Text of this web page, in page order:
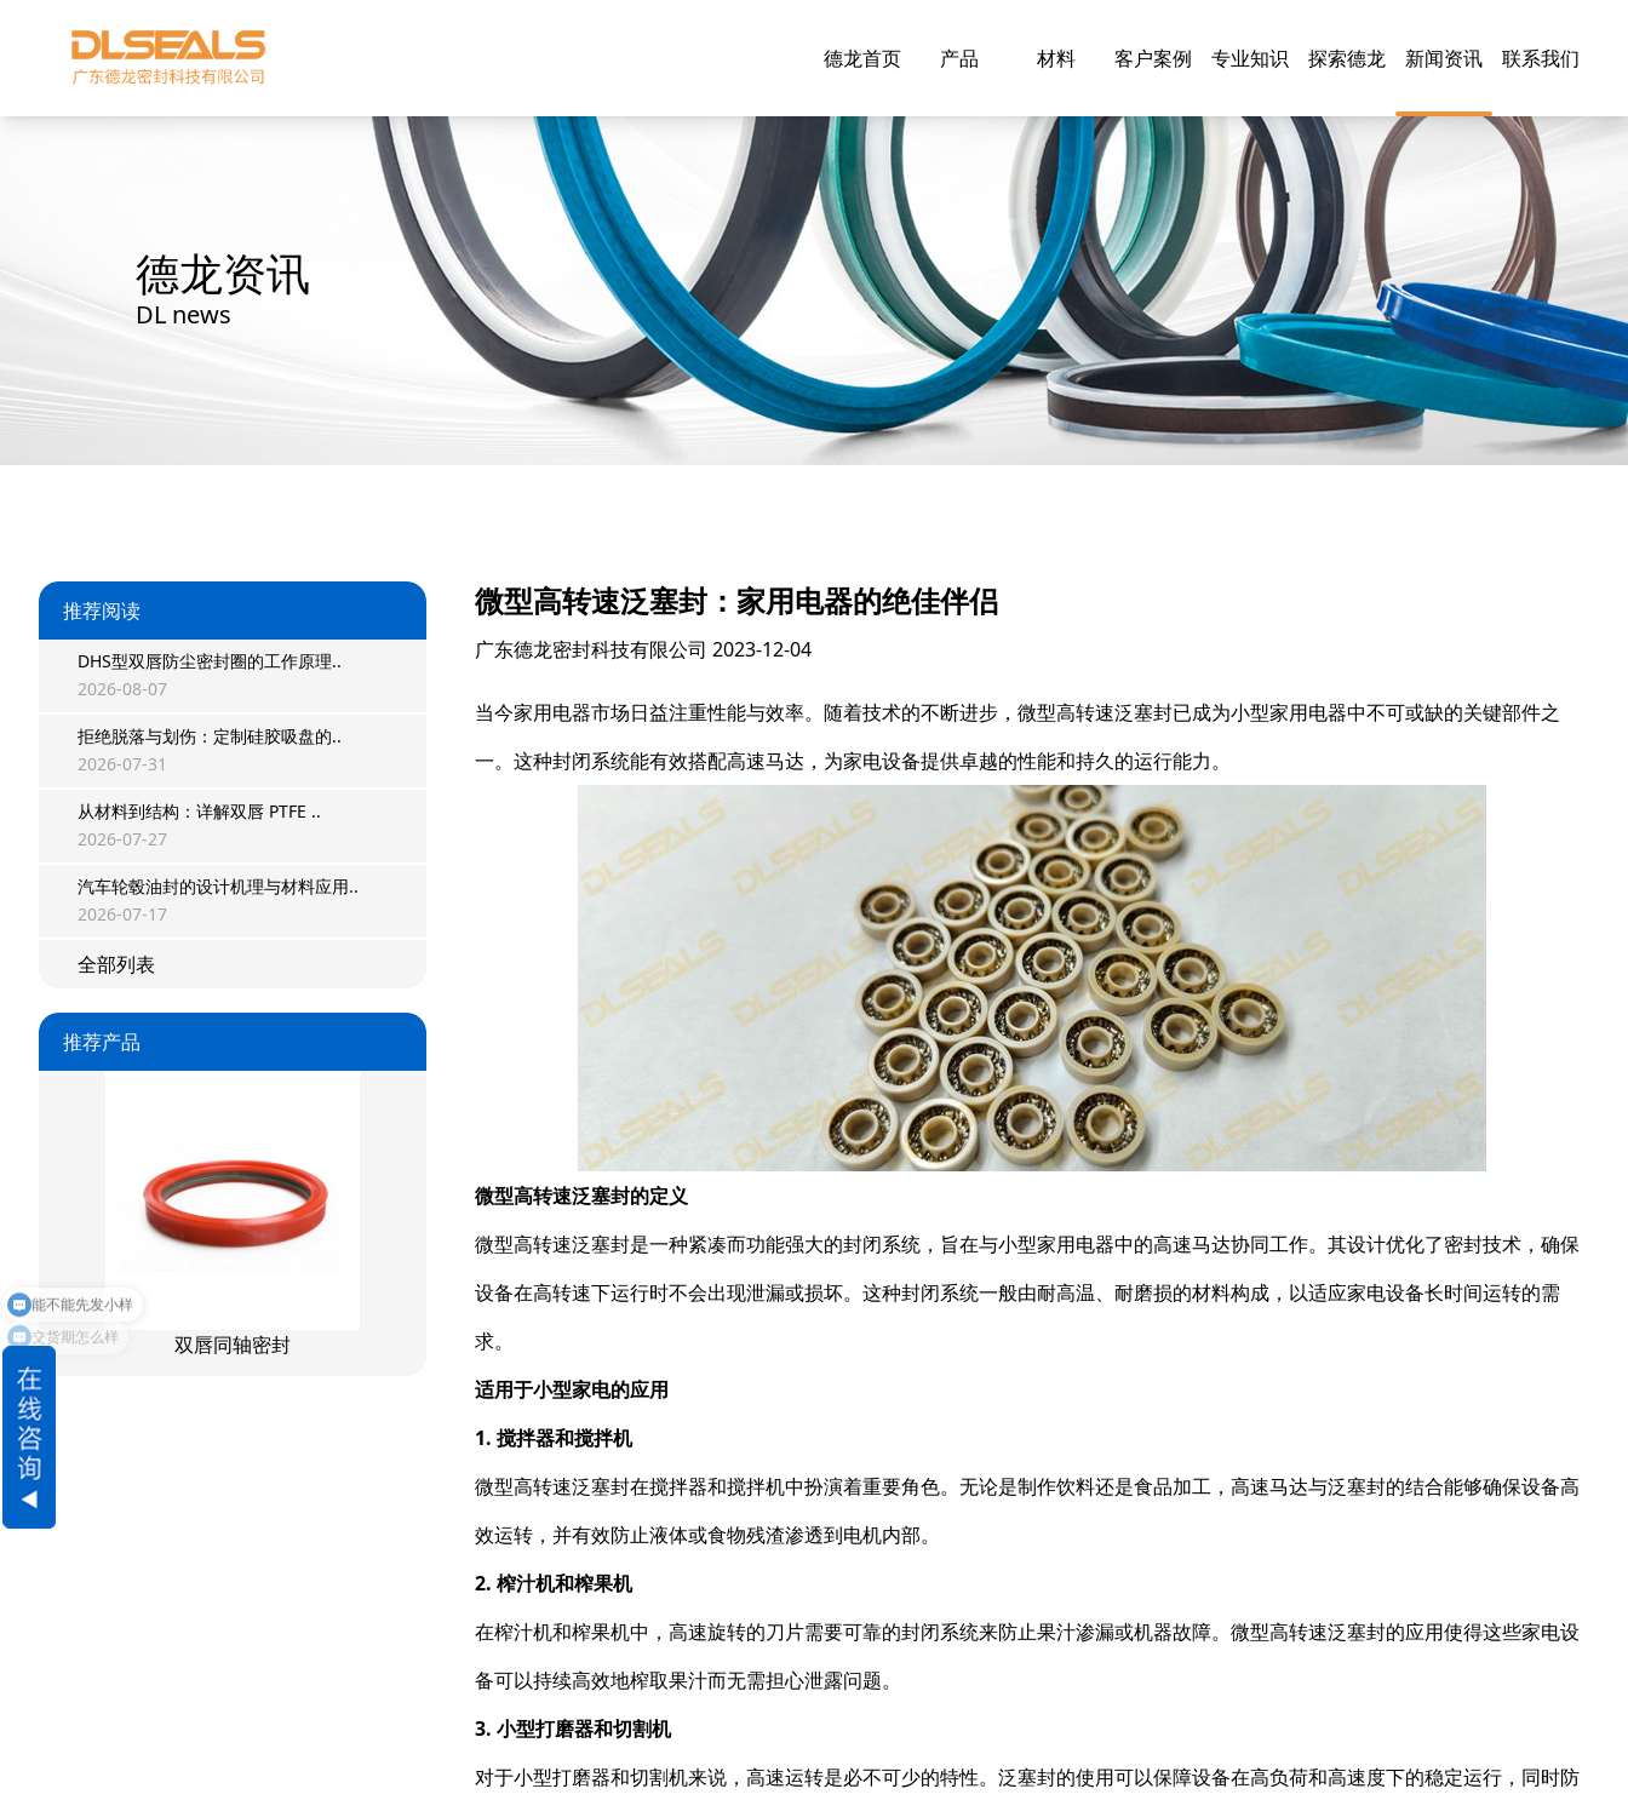
德龙首页 产品 材料 客户案例 专业知识 探索德龙 新闻资讯 联系我们
德龙资讯
DL news
推荐阅读
DHS型双唇防尘密封圈的工作原理..
2026-08-07
拒绝脱落与划伤：定制硅胶吸盘的..
2026-07-31
从材料到结构：详解双唇 PTFE ..
2026-07-27
汽车轮毂油封的设计机理与材料应用..
2026-07-17
全部列表
推荐产品
阶梯组合封
组合密封
方型组合圈
星型双O组合
阶梯组合封
微型高转速泛塞封：家用电器的绝佳伴侣
广东德龙密封科技有限公司 2023-12-04
当今家用电器市场日益注重性能与效率。随着技术的不断进步，微型高转速泛塞封已成为小型家用电器中不可或缺的关键部件之
一。这种封闭系统能有效搭配高速马达，为家电设备提供卓越的性能和持久的运行能力。
微型高转速泛塞封的定义
微型高转速泛塞封是一种紧凑而功能强大的封闭系统，旨在与小型家用电器中的高速马达协同工作。其设计优化了密封技术，确保
设备在高转速下运行时不会出现泄漏或损坏。这种封闭系统一般由耐高温、耐磨损的材料构成，以适应家电设备长时间运转的需
求。
适用于小型家电的应用
1. 搅拌器和搅拌机
微型高转速泛塞封在搅拌器和搅拌机中扮演着重要角色。无论是制作饮料还是食品加工，高速马达与泛塞封的结合能够确保设备高
效运转，并有效防止液体或食物残渣渗透到电机内部。
2. 榨汁机和榨果机
在榨汁机和榨果机中，高速旋转的刀片需要可靠的封闭系统来防止果汁渗漏或机器故障。微型高转速泛塞封的应用使得这些家电设
备可以持续高效地榨取果汁而无需担心泄露问题。
3. 小型打磨器和切割机
对于小型打磨器和切割机来说，高速运转是必不可少的特性。泛塞封的使用可以保障设备在高负荷和高速度下的稳定运行，同时防